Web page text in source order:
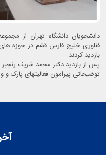
دانشجویان دانشگاه تهران از
فناوری خلیج فارس قشم در حوزه
بازدید کردند.
پس از بازدید دکتر محمد شریف
توضیحاتی پیرامون فعالیتهای پارک و